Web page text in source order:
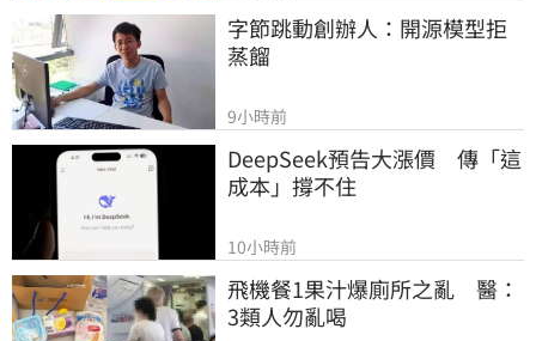
字節跳動創辦人：開源模型拒
蒸餾
9小時前
DeepSeek預告大漲價　傳「這
成本」撐不住
10小時前
飛機餐1果汁爆廁所之亂　醫：
3類人勿亂喝